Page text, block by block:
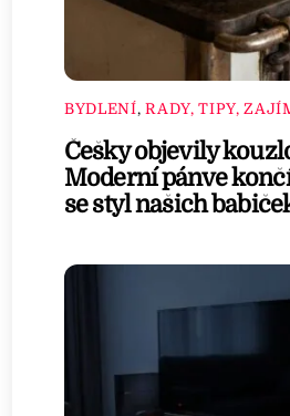
BYDLENÍ,RADY, TIPY,
Češky objevily
Moderní pánve
se styl našich